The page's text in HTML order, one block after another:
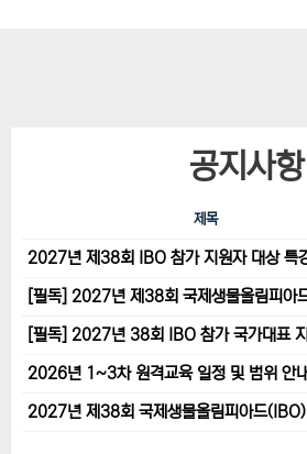
공지사항
제목
2027년 제38회 IBO 참가 지원자 대상 특
2026년 1~3차 원격교육 일정 및 범위 안내